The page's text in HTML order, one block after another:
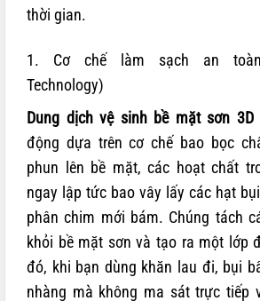
thời gian.
1. Cơ chế làm sạch an toàn
Technology)
Dung dịch vệ sinh bề mặt sơn 3D
động dựa trên cơ chế bao bọc
phun lên bề mặt, các hoạt chất
ngay lập tức bao vây lấy các hạt
phân chim mới bám. Chúng tách
khỏi bề mặt sơn và tạo ra một lớp
đó, khi bạn dùng khăn lau đi, bụi
nhàng mà không ma sát trực tiếp